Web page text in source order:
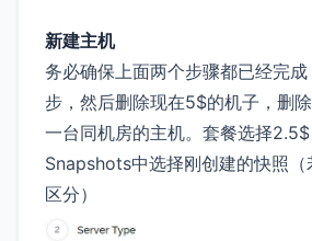
新建主机
务必确保上面两个步骤都已经完
步，然后删除现在5$的机子，删
一台同机房的主机。套餐选择
Snapshots中选择刚创建的快照
区分）